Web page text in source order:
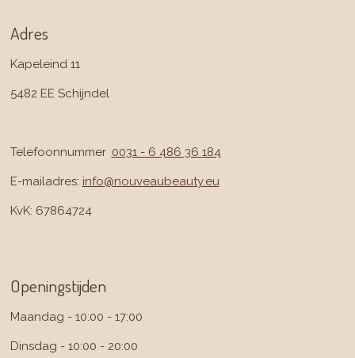
g
r
m
o
Adres
Kapeleind 11
5482 EE Schijndel
Telefoonnummer: 0031 - 6 486 36 184
E-mailadres: info@nouveaubeauty.eu
KvK: 67864724
Openingstijden
Maandag - 10:00 - 17:00
Dinsdag - 10:00 - 20:00